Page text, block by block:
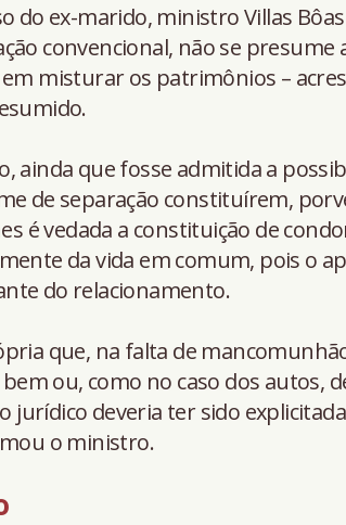
do ex-marido, ministro Villas
convencional, não se presume
misturar os patrimônios –
ainda que fosse admitida a
de separação constituírem,
é vedada a constituição de
da vida em comum, pois o
do relacionamento.
que, na falta de
ou, como no caso dos autos,
jurídico deveria ter sido
o ministro.